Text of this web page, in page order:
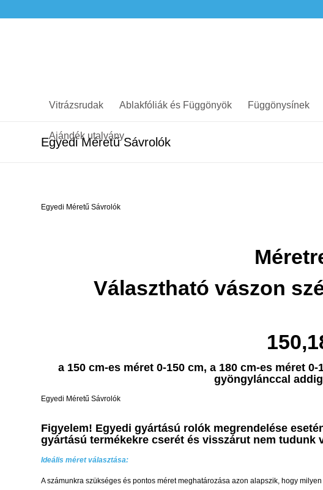
Vitrázsrudak Ablakfóliák és Függönyök Függönysínek
Ajándék utalvány
Egyedi Méretű Sávrolók
Egyedi Méretű Sávrolók
Választható vászon
a 150 cm-es méret 0-150 cm, a 180 cm-es méret
gyöngylánccal
Egyedi Méretű Sávrolók
Figyelem! Egyedi gyártású rolók megrendelése
gyártású termékekre cserét és visszárut nem tudunk
Ideális méret választása:
A számunkra szükséges és pontos méret meghatározása azon alapszik, hogy